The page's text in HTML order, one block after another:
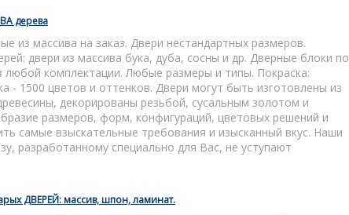
дерева
из массива на заказ. Двери нестандартных размеров.
двери из массива бука, дуба, сосны и др. Дверные блоки по
комплектации. Любые размеры и типы. Покраска:
- 1500 цветов и оттенков. Двери могут быть изготовлены из
декорированы резьбой, сусальным золотом и
размеров, форм, конфигураций, цветовых решений и
самые взыскательные требования и изысканный вкус. Наши
разработанному специально для Вас, не уступают
ДВЕРЕЙ: массив, шпон, ламинат.